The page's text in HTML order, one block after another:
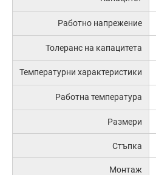
Работно напрежение
Толеранс на капацитета
Температурни характеристики
Работна температура
Размери
Стъпка
Монтаж